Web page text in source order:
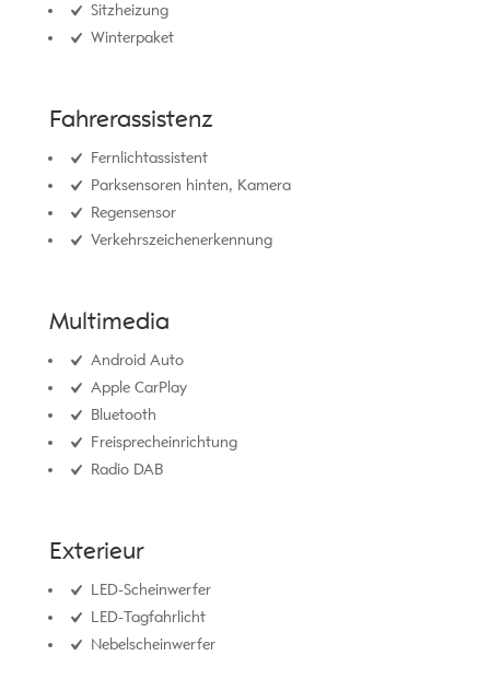
Sitzheizung
Winterpaket
Fahrerassistenz
Fernlichtassistent
Parksensoren hinten, Kamera
Regensensor
Verkehrszeichenerkennung
Multimedia
Android Auto
Apple CarPlay
Bluetooth
Freisprecheinrichtung
Radio DAB
Exterieur
LED-Scheinwerfer
LED-Tagfahrlicht
Nebelscheinwerfer